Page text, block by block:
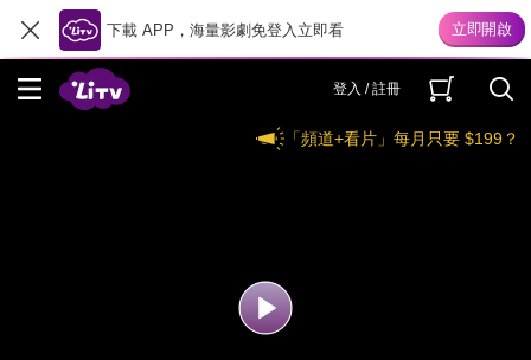
下載 APP，海量影劇免登入立即看
登入 / 註冊
「頻道+看片」每月只要 $199？